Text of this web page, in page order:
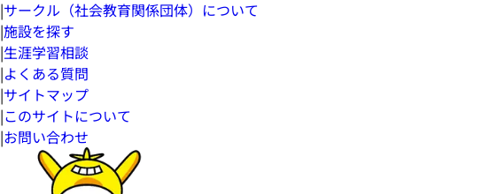
|サークル（社会教育関係団体）について
|施設を探す
|生涯学習相談
|よくある質問
|サイトマップ
|このサイトについて
|お問い合わせ